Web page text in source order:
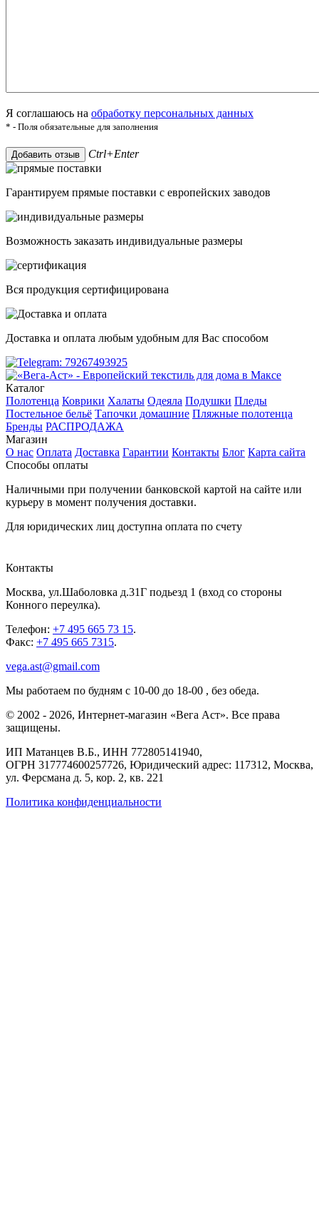
Я соглашаюсь на обработку персональных данных
* - Поля обязательные для заполнения
Добавить отзыв Ctrl+Enter
Гарантируем прямые поставки с европейских заводов
Возможность заказать индивидуальные размеры
Вся продукция сертифицирована
Доставка и оплата любым удобным для Вас способом
Каталог
Полотенца Коврики Халаты Одеяла Подушки Пледы
Постельное бельё Тапочки домашние Пляжные полотенца
Бренды РАСПРОДАЖА
Магазин
О нас Оплата Доставка Гарантии Контакты Блог Карта сайта
Способы оплаты
Наличными при получении банковской картой на сайте или
курьеру в момент получения доставки.
Для юридических лиц доступна оплата по счету
Контакты
Москва, ул.Шаболовка д.31Г подьезд 1 (вход со стороны
Конного переулка).
Телефон: +7 495 665 73 15.
Факс: +7 495 665 7315.
vega.ast@gmail.com
Мы работаем по будням с 10-00 до 18-00 , без обеда.
© 2002 - 2026, Интернет-магазин «Вега Аст». Все права
защищены.
ИП Матанцев В.Б., ИНН 772805141940,
ОГРН 317774600257726, Юридический адрес: 117312, Москва,
ул. Ферсмана д. 5, кор. 2, кв. 221
Политика конфиденциальности